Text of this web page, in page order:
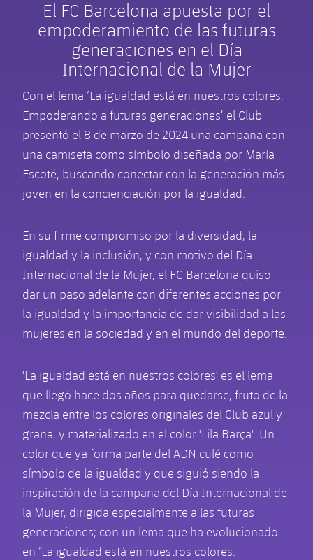
El FC Barcelona apuesta por el
empoderamiento de las futuras
generaciones en el Día
Internacional de la Mujer
Con el lema ‘La igualdad está en nuestros colores.
Empoderando a futuras generaciones’ el Club
presentó el 8 de marzo de 2024 una campaña con
una camiseta como símbolo diseñada por María
Escoté, buscando conectar con la generación más
joven en la concienciación por la igualdad.
En su firme compromiso por la diversidad, la
igualdad y la inclusión, y con motivo del Día
Internacional de la Mujer, el FC Barcelona quiso
dar un paso adelante con diferentes acciones por
la igualdad y la importancia de dar visibilidad a las
mujeres en la sociedad y en el mundo del deporte.
'La igualdad está en nuestros colores' es el lema
que llegó hace dos años para quedarse, fruto de la
mezcla entre los colores originales del Club azul y
grana, y materializado en el color 'Lila Barça'. Un
color que ya forma parte del ADN culé como
símbolo de la igualdad y que siguió siendo la
inspiración de la campaña del Día Internacional de
la Mujer, dirigida especialmente a las futuras
generaciones; con un lema que ha evolucionado
en ‘La igualdad está en nuestros colores.